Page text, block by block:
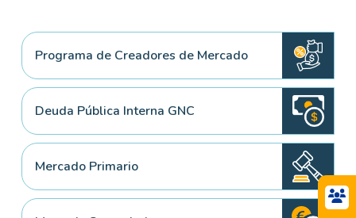
Programa de Creadores de Mercado
Deuda Pública Interna GNC
Mercado Primario